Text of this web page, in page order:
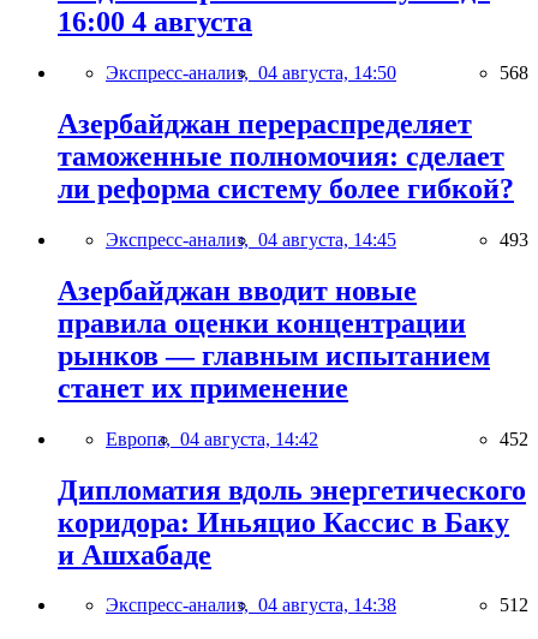
16:00 4 августа
Экспресс-анализ, 04 августа, 14:50 568
Азербайджан перераспределяет
таможенные полномочия: сделает
ли реформа систему более гибкой?
Экспресс-анализ, 04 августа, 14:45 493
Азербайджан вводит новые
правила оценки концентрации
рынков — главным испытанием
станет их применение
Европа, 04 августа, 14:42 452
Дипломатия вдоль энергетического
коридора: Иньяцио Кассис в Баку
и Ашхабаде
Экспресс-анализ, 04 августа, 14:38 512